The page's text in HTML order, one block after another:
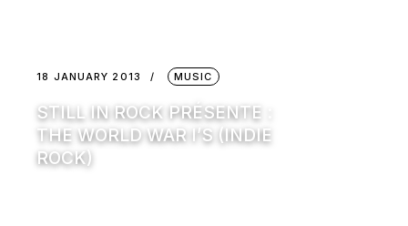
18 JANUARY 2013 MUSIC
STILL IN ROCK PRÉSENTE :
THE WORLD WAR I’S (INDIE
ROCK)